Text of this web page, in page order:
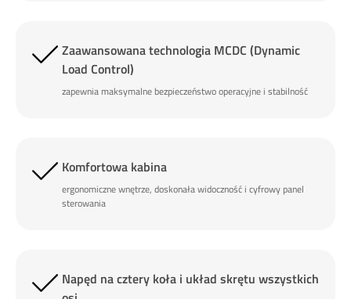
Zaawansowana technologia MCDC (Dynamic
Load Control)
zapewnia maksymalne bezpieczeństwo operacyjne i stabilność
Komfortowa kabina
ergonomiczne wnętrze, doskonała widoczność i cyfrowy panel
sterowania
Napęd na cztery koła i układ skrętu wszystkich